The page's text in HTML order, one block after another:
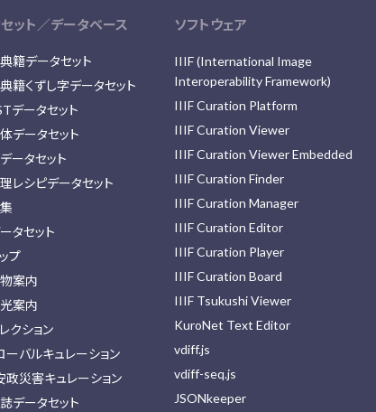
ット／データベース
籍データセット
籍くずし字データセット
データセット
データセット
ータセット
レシピデータセット
タセット
プ
案内
案内
クション
ーバルキュレーション
政災害キュレーション
データセット
ソフトウェア
IIIF (International Image
Interoperability Framework)
IIIF Curation Platform
IIIF Curation Viewer
IIIF Curation Viewer Embedded
IIIF Curation Finder
IIIF Curation Manager
IIIF Curation Editor
IIIF Curation Player
IIIF Curation Board
IIIF Tsukushi Viewer
KuroNet Text Editor
vdiff.js
vdiff-seq.js
JSONkeeper